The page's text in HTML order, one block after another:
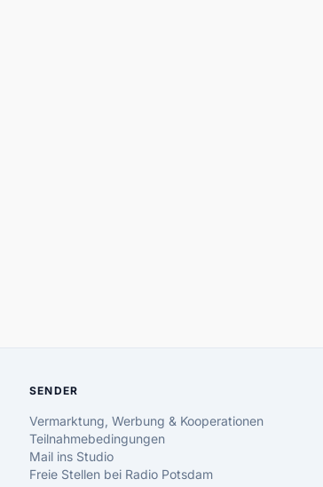
SENDER
Vermarktung, Werbung & Kooperationen
Teilnahmebedingungen
Mail ins Studio
Freie Stellen bei Radio Potsdam